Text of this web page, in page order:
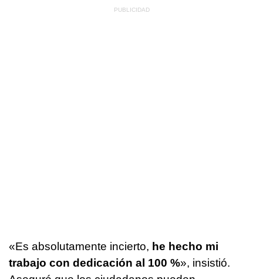
«Es absolutamente incierto, he hecho mi
trabajo con dedicación al 100 %», insistió.